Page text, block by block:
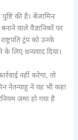
की है। बेंजामिन
वाले वैज्ञानिकों पर
ट्रंप को उनके
लिए धन्यवाद दिया।
नहीं करेगा, तो
नेतन्याहू ने यह भी कहा
जमा हो गया है